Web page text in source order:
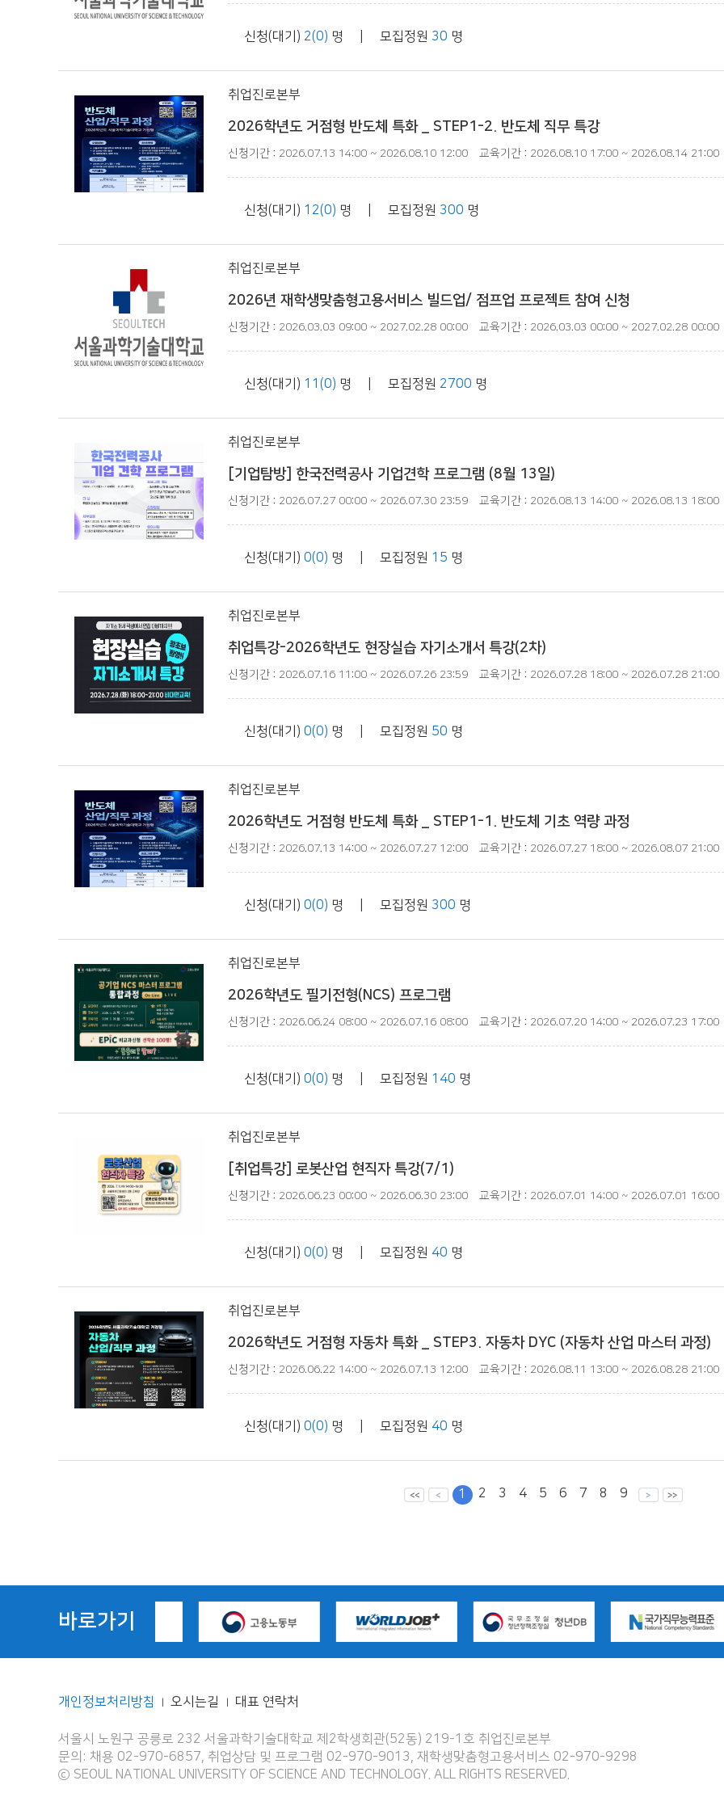
신청(대기) 2(0) 명 | 모집정원 30 명
취업진로본부
2026학년도 거점형 반도체 특화 _ STEP1-2. 반도체 직무 특강
신청기간 : 2026.07.13 14:00 ~ 2026.08.10 12:00 교육기간 : 2026.08.10 17:00 ~ 2026.08.14 21:00
신청(대기) 12(0) 명 | 모집정원 300 명
취업진로본부
2026년 재학생맞춤형고용서비스 빌드업/ 점프업 프로젝트 참여 신청
신청기간 : 2026.03.03 09:00 ~ 2027.02.28 00:00 교육기간 : 2026.03.03 00:00 ~ 2027.02.28 00:00
신청(대기) 11(0) 명 | 모집정원 2700 명
취업진로본부
[기업탐방] 한국전력공사 기업견학 프로그램 (8월 13일)
신청기간 : 2026.07.27 00:00 ~ 2026.07.30 23:59 교육기간 : 2026.08.13 14:00 ~ 2026.08.13 18:00
신청(대기) 0(0) 명 | 모집정원 15 명
취업진로본부
취업특강-2026학년도 현장실습 자기소개서 특강(2차)
신청기간 : 2026.07.16 11:00 ~ 2026.07.26 23:59 교육기간 : 2026.07.28 18:00 ~ 2026.07.28 21:00
신청(대기) 0(0) 명 | 모집정원 50 명
취업진로본부
2026학년도 거점형 반도체 특화 _ STEP1-1. 반도체 기초 역량 과정
신청기간 : 2026.07.13 14:00 ~ 2026.07.27 12:00 교육기간 : 2026.07.27 18:00 ~ 2026.08.07 21:00
신청(대기) 0(0) 명 | 모집정원 300 명
취업진로본부
2026학년도 필기전형(NCS) 프로그램
신청기간 : 2026.06.24 08:00 ~ 2026.07.16 08:00 교육기간 : 2026.07.20 14:00 ~ 2026.07.23 17:00
신청(대기) 0(0) 명 | 모집정원 140 명
취업진로본부
[취업특강] 로봇산업 현직자 특강(7/1)
신청기간 : 2026.06.23 00:00 ~ 2026.06.30 23:00 교육기간 : 2026.07.01 14:00 ~ 2026.07.01 16:00
신청(대기) 0(0) 명 | 모집정원 40 명
취업진로본부
2026학년도 거점형 자동차 특화 _ STEP3. 자동차 DYC (자동차 산업 마스터 과정)
신청기간 : 2026.06.22 14:00 ~ 2026.07.13 12:00 교육기간 : 2026.08.11 13:00 ~ 2026.08.28 21:00
신청(대기) 0(0) 명 | 모집정원 40 명
1 2 3 4 5 6 7 8 9
바로가기
개인정보처리방침 | 오시는길 | 대표 연락처
서울시 노원구 공릉로 232 서울과학기술대학교 제2학생회관(52동) 219-1호 취업진로본부
문의: 채용 02-970-6857, 취업상담 및 프로그램 02-970-9013, 재학생맞춤형고용서비스 02-970-9298
ⓒ SEOUL NATIONAL UNIVERSITY OF SCIENCE AND TECHNOLOGY. ALL RIGHTS RESERVED.